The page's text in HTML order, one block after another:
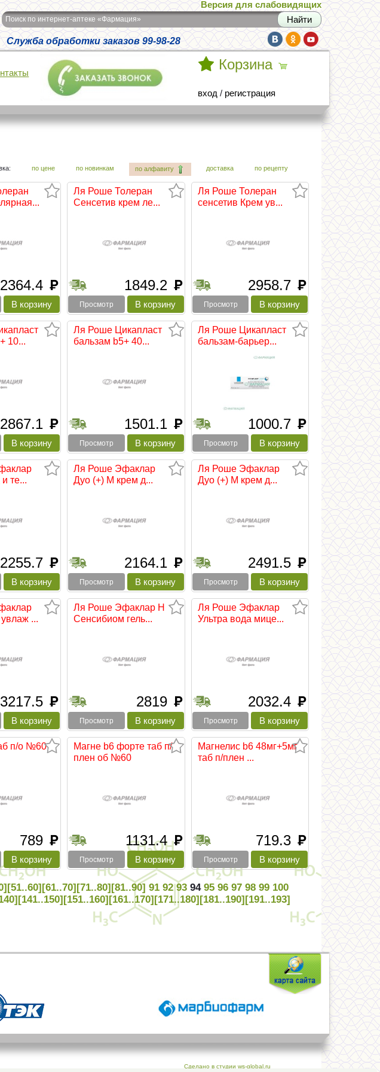
Версия для слабовидящих
Поиск по интернет-аптеке «Фармация»
Служба обработки заказов 99-98-28
Корзина
вход / регистрация
по цене по новинкам по алфавиту доставка по рецепту
2364.4 руб
Ля Роше Толеран
Сенсетив крем ле...
1849.2 руб
Просмотр
Ля Роше Толеран
сенсетив Крем ув...
2958.7 руб
Просмотр
10...
2867.1 руб
Ля Роше Цикапласт
бальзам b5+ 40...
1501.1 руб
Просмотр
Ля Роше Цикапласт
бальзам-барьер...
1000.7 руб
Просмотр
те...
2255.7 руб
Ля Роше Эфаклар
Дуо (+) М крем д...
2164.1 руб
Просмотр
Ля Роше Эфаклар
Дуо (+) М крем д...
2491.5 руб
Просмотр
...
3217.5 руб
Ля Роше Эфаклар Н
Сенсибиом гель...
2819 руб
Просмотр
Ля Роше Эфаклар
Ультра вода мице...
2032.4 руб
Просмотр
п/о №60
789 руб
Магне b6 форте таб п/
плен об №60
1131.4 руб
Просмотр
Магнелис b6 48мг+5мг
таб п/плен ...
719.3 руб
Просмотр
[51..60][61..70][71..80][81..90] 91 92 93 94 95 96 97 98 99 100
[141..150][151..160][161..170][171..180][181..190][191..193]
Сделано в студии ws-global.ru